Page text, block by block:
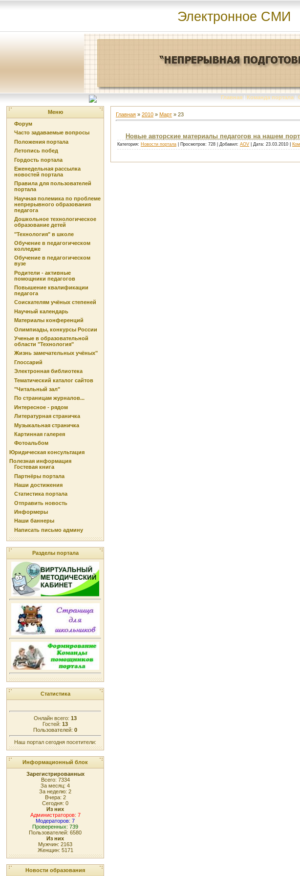
Электронное СМИ
Главная | Команда портала |
Меню
Форум
Часто задаваемые вопросы
Положения портала
Летопись побед
Гордость портала
Еженедельная рассылка
новостей портала
Правила для пользователей
портала
Научная полемика по проблеме
непрерывного образования
педагога
Дошкольное технологическое
образование детей
"Технология" в школе
Обучение в педагогическом
колледже
Обучение в педагогическом
вузе
Родители - активные
помощники педагогов
Повышение квалификации
педагога
Соискателям учёных степеней
Научный календарь
Материалы конференций
Олимпиады, конкурсы России
Ученые в образовательной
области "Технология"
Жизнь замечательных учёных"
Глоссарий
Электронная библиотека
Тематический каталог сайтов
"Читальный зал"
По страницам журналов...
Интересное - рядом
Литературная страничка
Музыкальная страничка
Картинная галерея
Фотоальбом
Юридическая консультация
Полезная информация
Гостевая книга
Партнёры портала
Наши достижения
Статистика портала
Отправить новость
Информеры
Наши баннеры
Написать письмо админу
Разделы портала
Статистика
Онлайн всего: 13
Гостей: 13
Пользователей: 0
Наш портал сегодня посетители:
Информационный блок
Зарегистрированных
Всего: 7334
За месяц: 4
За неделю: 2
Вчера: 2
Сегодня: 0
Из них
Администраторов: 7
Модераторов: 7
Проверенных: 739
Пользователей: 6580
Из них
Мужчин: 2163
Женщин: 5171
Новости образования
Главная » 2010 » Март » 23
Новые авторские материалы педагогов на нашем
Категория: Новости портала | Просмотров: 728 | Добавил: AOV | Дата: 23.03.2010